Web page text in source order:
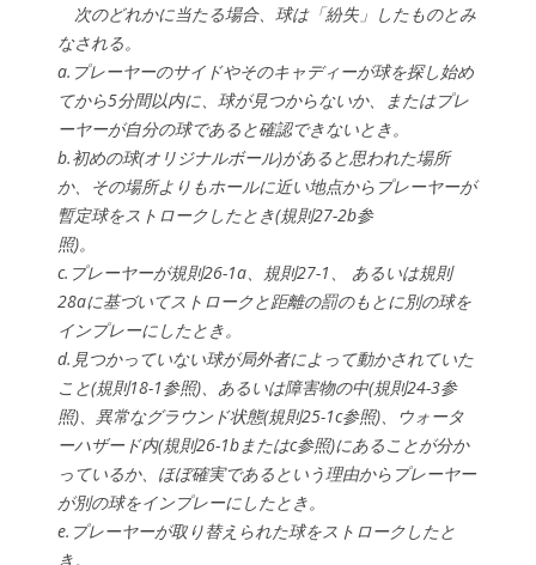
次のどれかに当たる場合、球は「紛失」したものとみ
なされる。
a.プレーヤーのサイドやそのキャディーが球を探し始め
てから5分間以内に、球が見つからないか、またはプレ
ーヤーが自分の球であると確認できないとき。
b.初めの球(オリジナルボール)があると思われた場所
か、その場所よりもホールに近い地点からプレーヤーが
暫定球をストロークしたとき(規則27-2b参
照)。
c.プレーヤーが規則26-1a、規則27-1、 あるいは規則
28aに基づいてストロークと距離の罰のもとに別の球を
インプレーにしたとき。
d.見つかっていない球が局外者によって動かされていた
こと(規則18-1参照)、あるいは障害物の中(規則24-3参
照)、異常なグラウンド状態(規則25-1c参照)、ウォータ
ーハザード内(規則26-1bまたはc参照)にあることが分か
っているか、ほぼ確実であるという理由からプレーヤー
が別の球をインプレーにしたとき。
e.プレーヤーが取り替えられた球をストロークしたと
き。